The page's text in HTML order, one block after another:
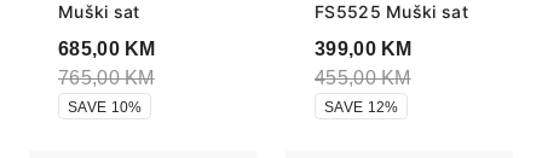
Muški sat
685,00 KM
765,00KM
SAVE 10%
FS5525 Muški sat
399,00 KM
455,00KM
SAVE 12%